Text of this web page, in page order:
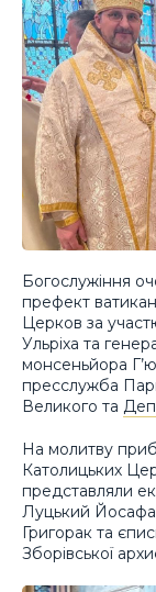
Богослужіння
префект
Церков за
Ульріха та
монсеньйора
пресслужба
Великого та
На молитву
Католицьких
представляли
Луцький
Григорак та
Зборівської